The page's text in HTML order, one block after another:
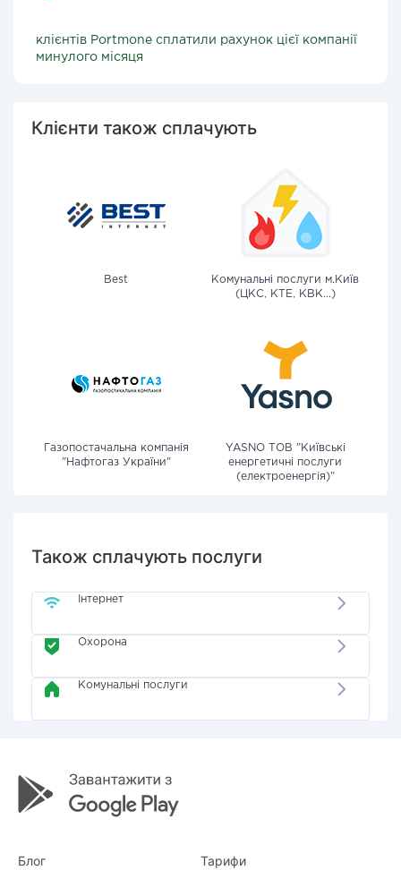
клієнтів Portmone сплатили рахунок цієї компанії
минулого місяця
Клієнти також сплачують
Best
Комунальні послуги м.Київ
(ЦКС, КТЕ, КВК...)
Газопостачальна компанія
"Нафтогаз України"
YASNO ТОВ "Київські
енергетичні послуги
(електроенергія)"
Також сплачують послуги
Інтернет
Охорона
Комунальні послуги
Блог Тарифи